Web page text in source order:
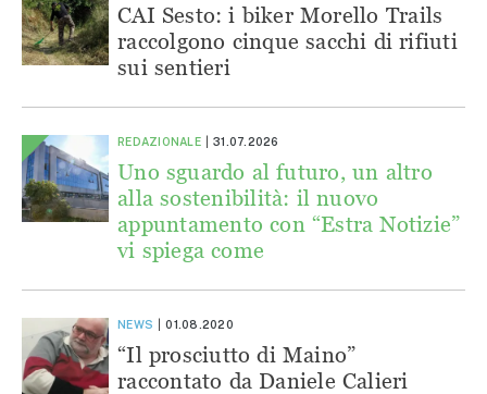
CAI Sesto: i biker Morello Trails
raccolgono cinque sacchi di rifiuti
sui sentieri
REDAZIONALE 31.07.2026
Uno sguardo al futuro, un altro
alla sostenibilità: il nuovo
appuntamento con “Estra Notizie”
vi spiega come
NEWS 01.08.2020
“Il prosciutto di Maino”
raccontato da Daniele Calieri